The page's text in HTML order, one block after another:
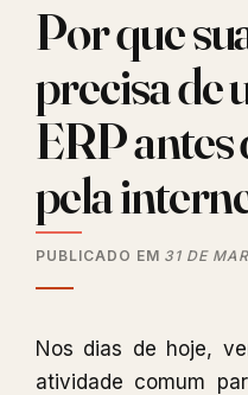
Por que
precisa de
ERP antes
pela
PUBLICADO EM 31 DE
Nos dias de hoje,
atividade comum